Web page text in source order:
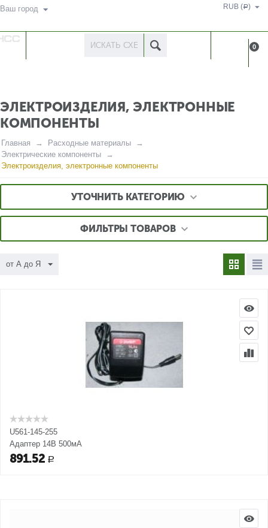
Ваш город RUB (Р)
0
ЭЛЕКТРОИЗДЕЛИЯ, ЭЛЕКТРОННЫЕ
КОМПОНЕНТЫ
Главная
Расходные материалы
Электрические компоненты
Электроизделия, электронные компоненты
УТОЧНИТЬ КАТЕГОРИЮ
ФИЛЬТРЫ ТОВАРОВ
от А до Я
U561-145-255
Адаптер 14В 500мА
891.52 Р